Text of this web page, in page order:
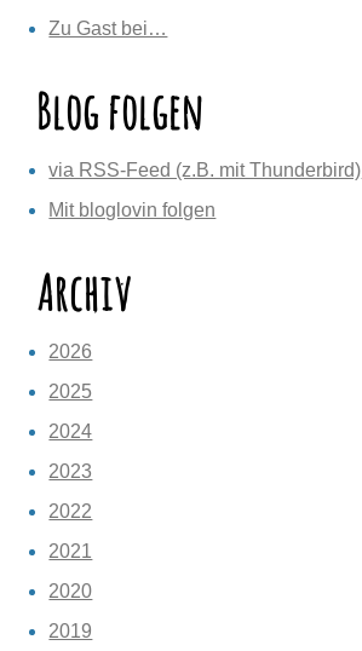
Zu Gast bei…
Blog folgen
via RSS-Feed (z.B. mit Thunderbird)
Mit bloglovin folgen
Archiv
2026
2025
2024
2023
2022
2021
2020
2019